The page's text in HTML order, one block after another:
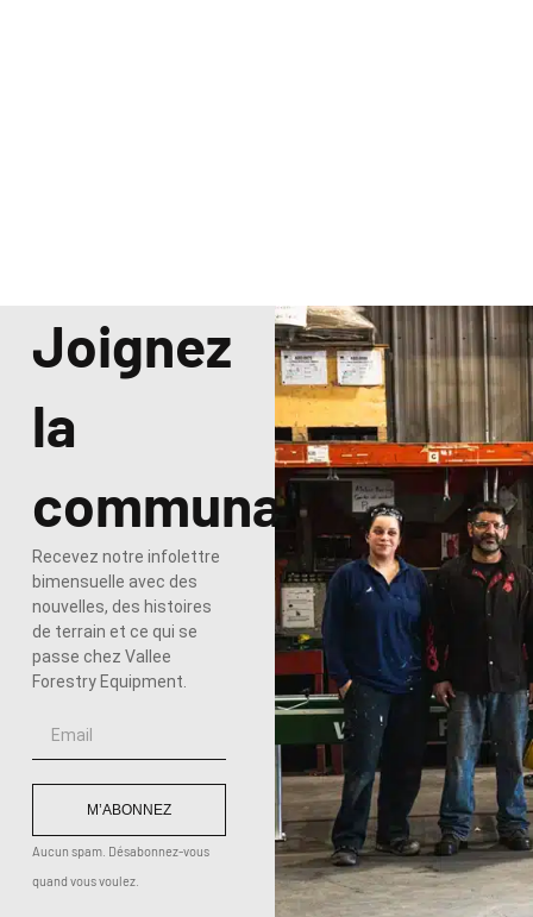
Joignez
la
communauté
Recevez notre infolettre
bimensuelle avec des
nouvelles, des histoires
de terrain et ce qui se
passe chez Vallee
Forestry Equipment.
M’ABONNEZ
Aucun spam. Désabonnez-vous
quand vous voulez.